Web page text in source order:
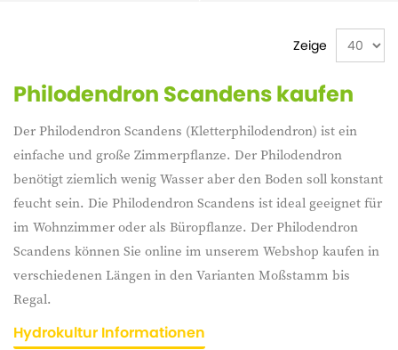
Zeige
Philodendron Scandens kaufen
Der Philodendron Scandens (Kletterphilodendron) ist ein
einfache und große Zimmerpflanze. Der Philodendron
benötigt ziemlich wenig Wasser aber den Boden soll konstant
feucht sein. Die Philodendron Scandens ist ideal geeignet für
im Wohnzimmer oder als Büropflanze. Der Philodendron
Scandens können Sie online im unserem Webshop kaufen in
verschiedenen Längen in den Varianten Moßstamm bis
Regal.
Hydrokultur Informationen